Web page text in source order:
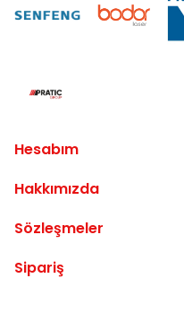
Hesabım
Hakkımızda
Sözleşmeler
Sipariş